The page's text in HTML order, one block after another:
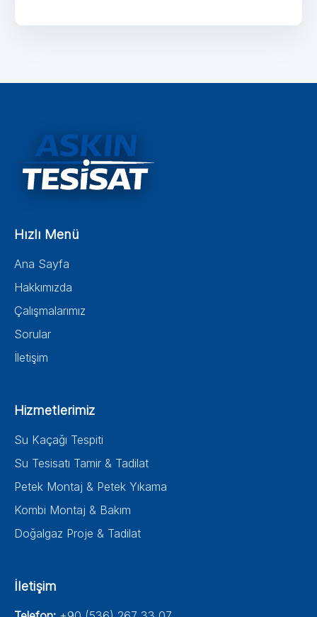
Hızlı Menü
Ana Sayfa
Hakkımızda
Çalışmalarımız
Sorular
İletişim
Hizmetlerimiz
Su Kaçağı Tespiti
Su Tesisatı Tamir & Tadilat
Petek Montaj & Petek Yıkama
Kombi Montaj & Bakım
Doğalgaz Proje & Tadilat
İletişim